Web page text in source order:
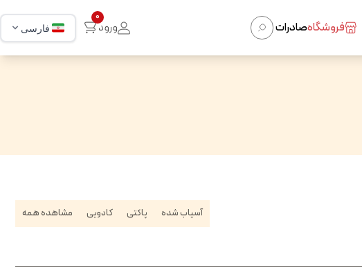
فروشگاهصادرات ورود
0
فارسی
آسیاب شده پاکتی کادویی مشاهده همه